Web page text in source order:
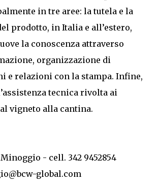
in tre aree: la tutela e la
prodotto, in Italia e all’estero,
la conoscenza attraverso
organizzazione di
e relazioni con la stampa. Infine,
tecnica rivolta ai
vigneto alla cantina.
- cell. 342 9452854
global.com